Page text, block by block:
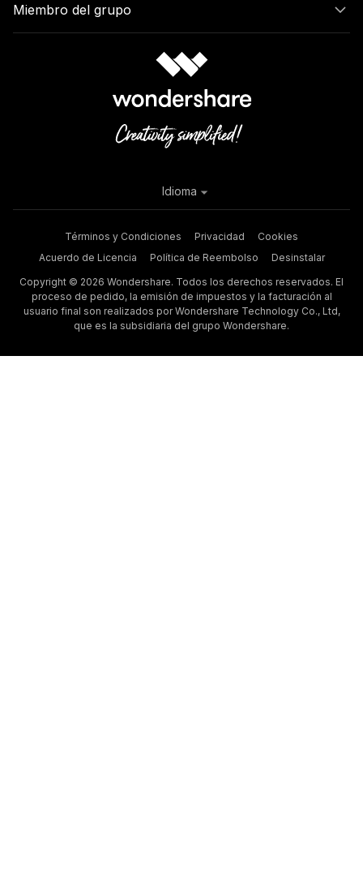
Miembro del grupo
Términos y Condiciones Privacidad
Cookies
Acuerdo de Licencia
Política de Reembolso
Desinstalar
Copyright © 2026 Wondershare. Todos los derechos reservados. El
proceso de pedido, la emisión de impuestos y la facturación al
usuario final son realizados por Wondershare Technology Co., Ltd,
que es la subsidiaria del grupo Wondershare.
Idioma